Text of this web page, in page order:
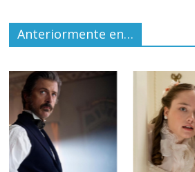
Anteriormente en…